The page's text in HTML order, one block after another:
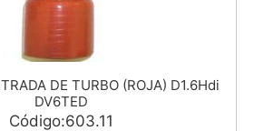
DE TURBO (ROJA) D1.6Hdi
DV6TED
Código:603.11